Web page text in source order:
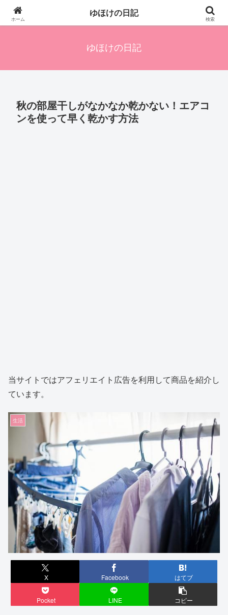
四人の子を持つ母のズボラ生活備忘録です。興味のあることアレやコレ、色々
発信します。
ゆほけの日記
秋の部屋干しがなかなか乾かない！エアコ
ンを使って早く乾かす方法
当サイトではアフェリエイト広告を利用して商品を紹介し
ています。
生活
X Facebook はてブ
Pocket LINE コピー
ホーム
ゆほけの日記
検索